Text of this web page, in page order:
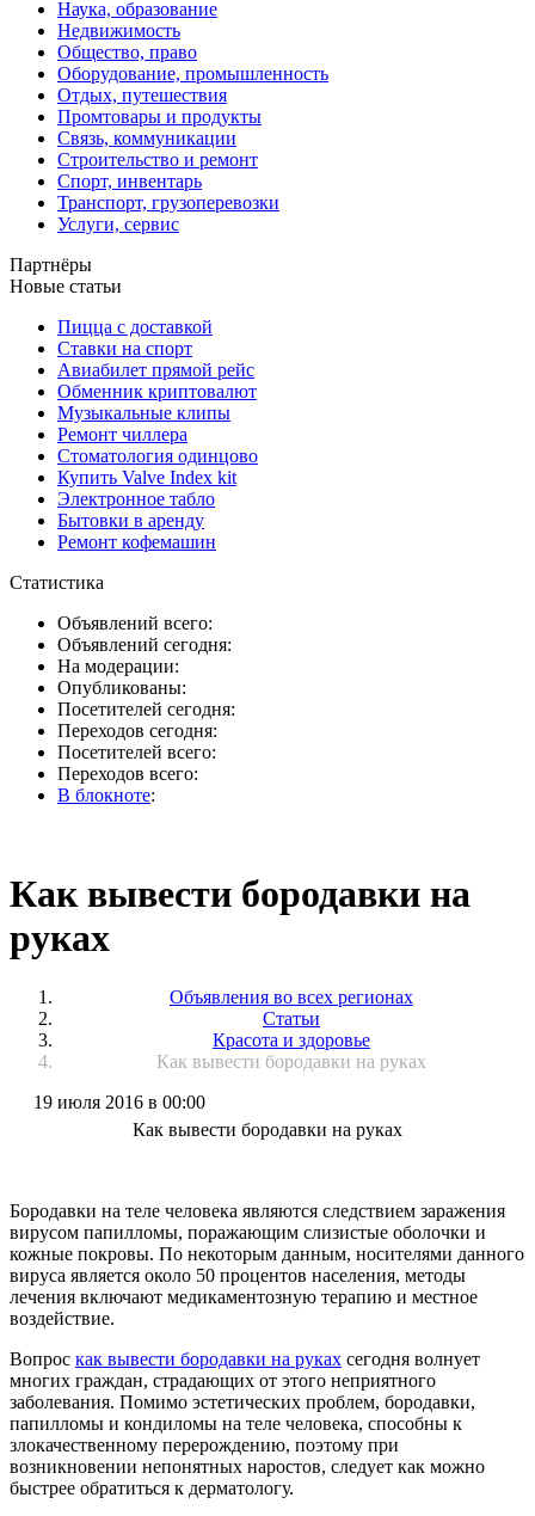
Наука, образование
Недвижимость
Общество, право
Оборудование, промышленность
Отдых, путешествия
Промтовары и продукты
Связь, коммуникации
Строительство и ремонт
Спорт, инвентарь
Транспорт, грузоперевозки
Услуги, сервис
Партнёры
Новые статьи
Пицца с доставкой
Ставки на спорт
Авиабилет прямой рейс
Обменник криптовалют
Музыкальные клипы
Ремонт чиллера
Стоматология одинцово
Купить Valve Index kit
Электронное табло
Бытовки в аренду
Ремонт кофемашин
Статистика
Объявлений всего:
Объявлений сегодня:
На модерации:
Опубликованы:
Посетителей сегодня:
Переходов сегодня:
Посетителей всего:
Переходов всего:
В блокноте:
Как вывести бородавки на
руках
Объявления во всех регионах
Статьи
Красота и здоровье
Как вывести бородавки на руках
19 июля 2016 в 00:00
Как вывести бородавки на руках
Бородавки на теле человека являются следствием заражения
вирусом папилломы, поражающим слизистые оболочки и
кожные покровы. По некоторым данным, носителями данного
вируса является около 50 процентов населения, методы
лечения включают медикаментозную терапию и местное
воздействие.
Вопрос как вывести бородавки на руках сегодня волнует
многих граждан, страдающих от этого неприятного
заболевания. Помимо эстетических проблем, бородавки,
папилломы и кондиломы на теле человека, способны к
злокачественному перерождению, поэтому при
возникновении непонятных наростов, следует как можно
быстрее обратиться к дерматологу.